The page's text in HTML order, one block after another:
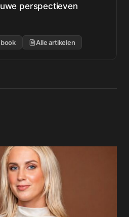
perspectieven
Alle artikelen